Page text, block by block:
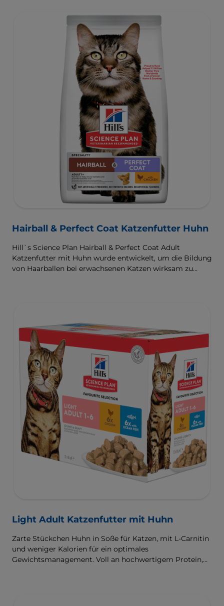
Hairball & Perfect Coat Katzenfutter Huhn
Hill`s Science Plan Hairball & Perfect Coat Adult
Katzenfutter mit Huhn wurde entwickelt, um die Bildung
von Haarballen bei erwachsenen Katzen wirksam zu
bleiben. Unsere Advanced Fibre Technology hilft,
Haarballen zu reduzieren, indem sie deren Passage durch
den Darm auf natürliche Weise fördert. Dieses Futter
enthält hochwertige Proteine für eine perfekt
ausgewogene, wohlschmeckende Rezeptur.
Light Adult Katzenfutter mit Huhn
Zarte Stückchen Huhn in Soße für Katzen, mit L-Carnitin
und weniger Kalorien für ein optimales
Gewichtsmanagement. Voll an hochwertigem Protein,